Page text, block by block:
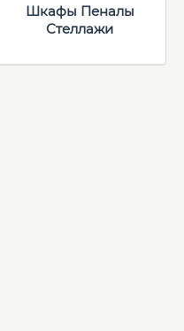
Шкафы Пеналы
Стеллажи